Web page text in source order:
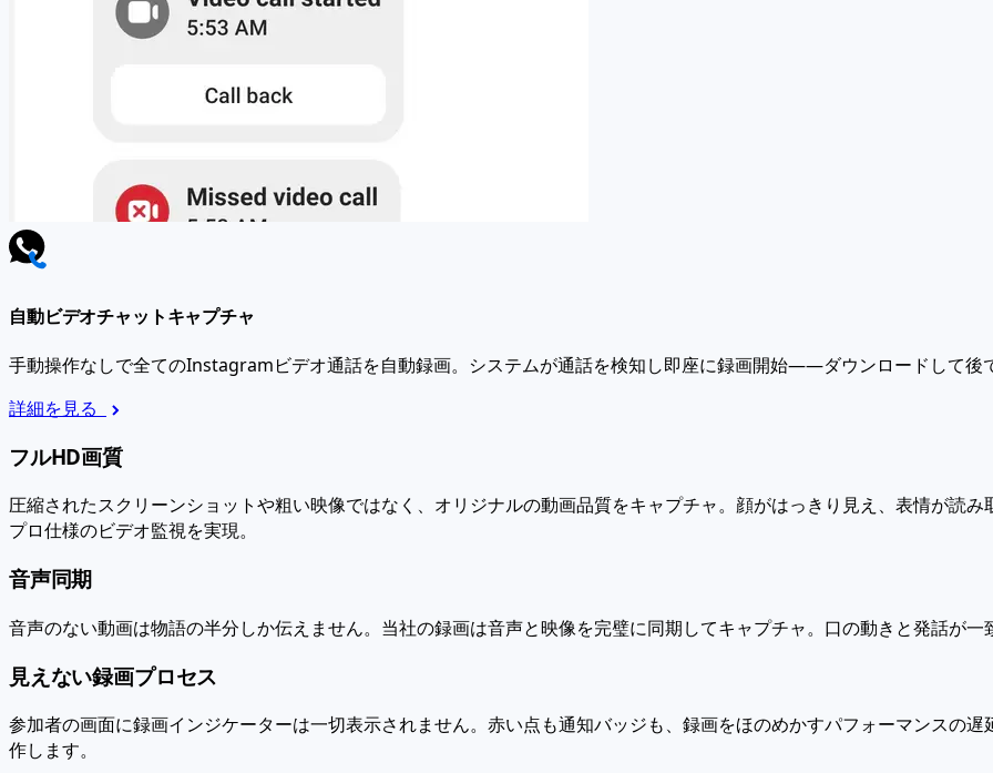
自動ビデオチャットキャプチャ
手動操作なしで全てのInstagramビデオ通話を自動録画。システムが通話を検知し即座に録画開始——ダウンロードして後
詳細を見る
フルHD画質
圧縮されたスクリーンショットや粗い映像ではなく、オリジナルの動画品質をキャプチャ。顔がはっきり見え、表情が読
プロ仕様のビデオ監視を実現。
音声同期
音声のない動画は物語の半分しか伝えません。当社の録画は音声と映像を完璧に同期してキャプチャ。口の動きと発話が一
見えない録画プロセス
参加者の画面に録画インジケーターは一切表示されません。赤い点も通知バッジも、録画をほのめかすパフォーマンスの
作します。